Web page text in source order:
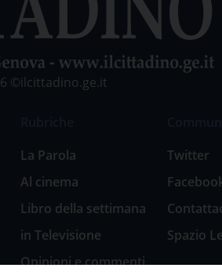
©ilcittadino.ge.it
La Parola
Al cinema
Libro della settimana
in Televisione
Opinioni e commenti
Twitter
Spazio